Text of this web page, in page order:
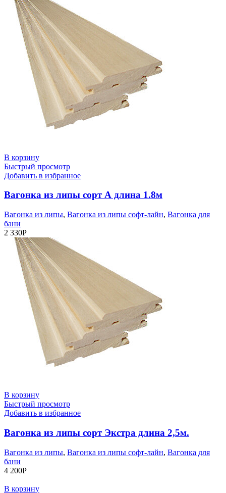
В корзину
Быстрый просмотр
Добавить в избранное
Вагонка из липы сорт А длина 1.8м
Вагонка из липы, Вагонка из липы софт-лайн, Вагонка для
бани
2 330Р
В корзину
Быстрый просмотр
Добавить в избранное
Вагонка из липы сорт Экстра длина 2,5м.
Вагонка из липы, Вагонка из липы софт-лайн, Вагонка для
бани
4 200Р
В корзину